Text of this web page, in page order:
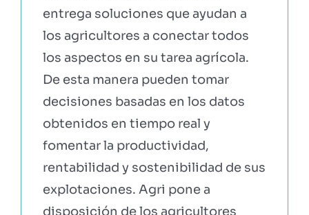
entrega soluciones que ayudan a
los agricultores a conectar todos
los aspectos en su tarea agrícola.
De esta manera pueden tomar
decisiones basadas en los datos
obtenidos en tiempo real y
fomentar la productividad,
rentabilidad y sostenibilidad de sus
explotaciones. Agri pone a
disposición de los agricultores